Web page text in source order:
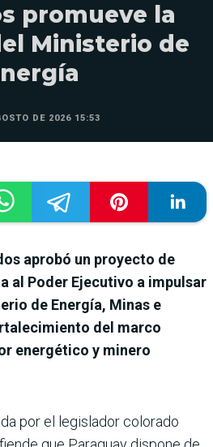
promueve la
Ministerio de
DE 2026 15:53
aprobó un proyecto de
al Poder Ejecutivo a impulsar
de Energía, Minas e
del marco
energético y minero
por el legislador colorado